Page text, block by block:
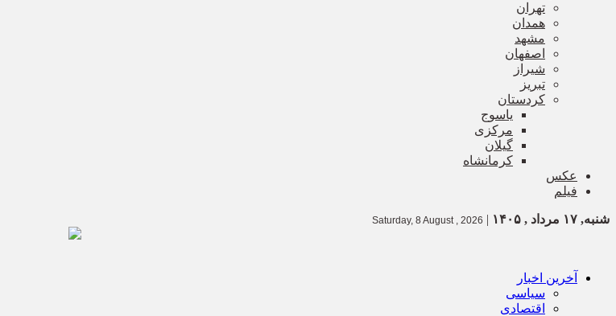
تهران
همدان
مشهد
اصفهان
شیراز
تبریز
کردستان
یاسوج
مرکزی
گیلان
کرمانشاه
عکس
فیلم
شنبه, ۱۷ مرداد , ۱۴۰۵ |
Saturday, 8 August , 2026
آخرین اخبار
سیاسی
اقتصادی